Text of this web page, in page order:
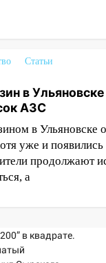
ИИ
на
сборной
в
мужчину
Статьи
в
АЗС
в Ульяновске
уже и
продолжают
а
в квадрате.